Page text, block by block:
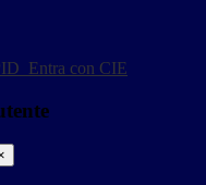
Entra con CIE